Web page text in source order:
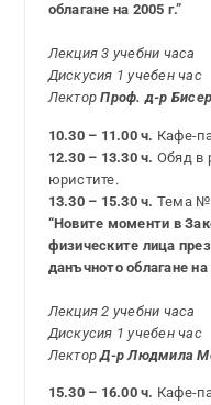
облагане на 2005 г.”
Лекция 3 учебни часа
Дискусия 1 учебен час
ЛекторПроф. д-р
10.30 – 11.00 ч. Кафе-
12.30 – 13.30 ч. Обяд в
юристите.
13.30 – 15.30 ч. Тема №
“Новите моменти в
физическите лица
данъчното облагане на
Лекция 2 учебни часа
Дискусия 1 учебен час
ЛекторД-р Людмила
15.30 – 16.00 ч. Кафе-